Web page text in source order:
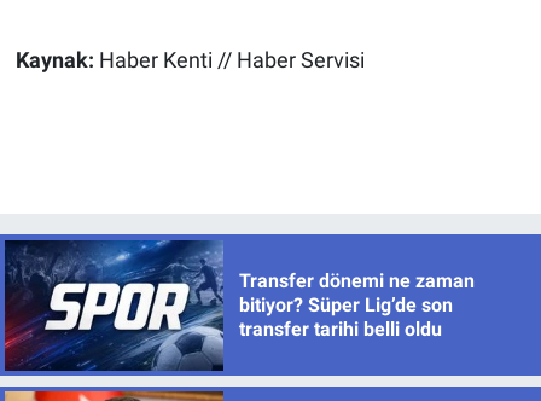
Kaynak: Haber Kenti // Haber Servisi
Transfer dönemi ne zaman
bitiyor? Süper Lig’de son
transfer tarihi belli oldu